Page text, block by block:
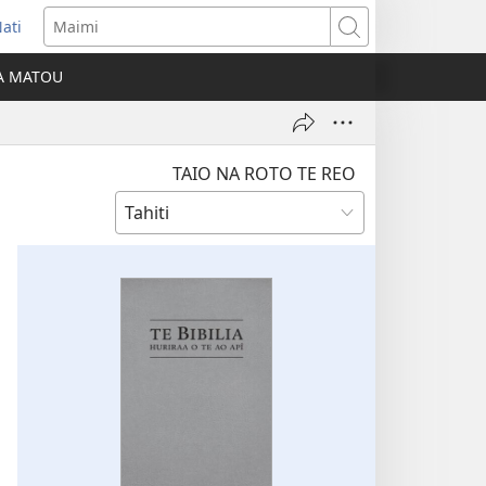
Maimi
MATOU
TAIO NA ROTO TE REO